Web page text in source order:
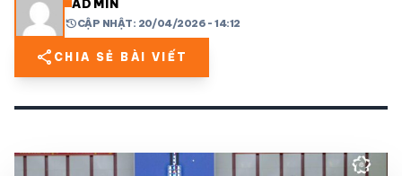
share mail
ADMIN
historyCẬP NHẬT: 20/04/2026 - 14:12
share CHIA SẺ BÀI VIẾT